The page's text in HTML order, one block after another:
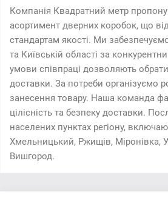
Компанія Квадратний метр
асортимент дверних коробок, що
стандартам якості. Ми
та Київській області за
умови співпраці дозволяють
доставки. За потреби організуємо
занесення товару. Наша команда
цілісність та безпеку доставки.
населених пунктах регіону,
Хмельницький, Ржищів, Міронівка,
Вишгород.